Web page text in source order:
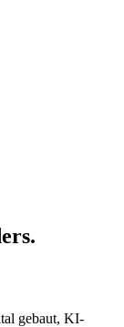
gebaut, KI-